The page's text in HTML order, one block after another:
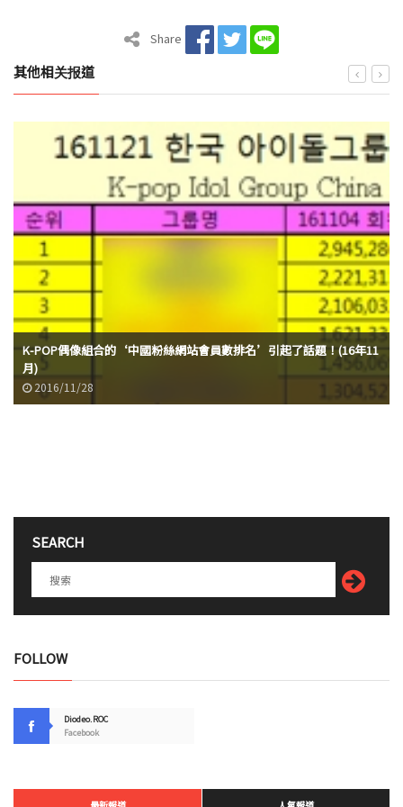
Share
其他相关报道
K-POP偶像組合的‘中國粉絲網站會員數排名’引起了話題！(16年11
月)
2016/11/28
SEARCH
FOLLOW
Diodeo.ROC
Facebook